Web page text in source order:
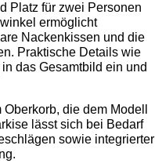
Platz für zwei Personen
ermöglicht
Nackenkissen und die
Praktische Details wie
das Gesamtbild ein und
die dem Modell
lässt sich bei Bedarf
sowie integrierter